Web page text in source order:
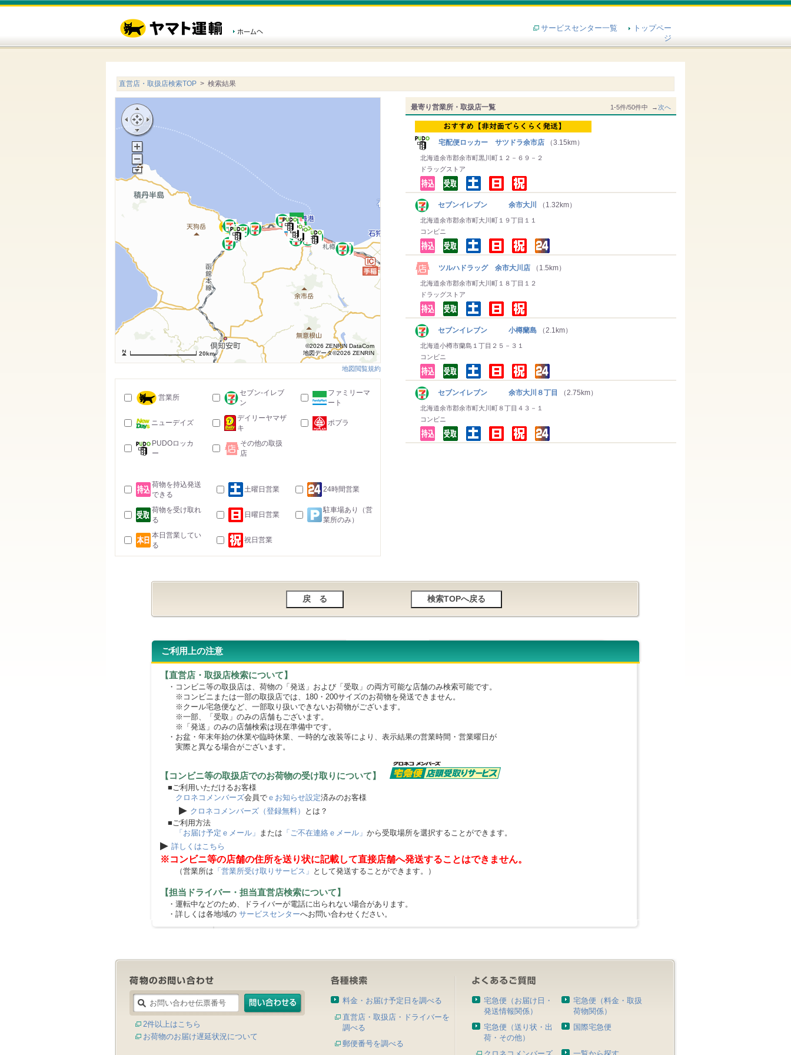
サービスセンター一覧
トップペー
ジ
直営店・取扱店検索TOP > 検索結果
最寄り営業所・取扱店一覧 1-5件/50件中 →次へ
宅配便ロッカー サツドラ余市店 （3.15km）
北海道余市郡余市町黒川町１２－６９－２
ドラッグストア
セブンイレブン 余市大川 （1.32km）
北海道余市郡余市町大川町１９丁目１１
コンビニ
ツルハドラッグ 余市大川店 （1.5km）
北海道余市郡余市町大川町１８丁目１２
ドラッグストア
セブンイレブン 小樽蘭島 （2.1km）
北海道小樽市蘭島１丁目２５－３１
コンビニ
セブンイレブン 余市大川８丁目 （2.75km）
北海道余市郡余市町大川町８丁目４３－１
コンビニ
20km
©2026 ZENRIN DataCom
地図データ©2026 ZENRIN
地図閲覧規約
営業所
セブン-イレブ
ン
ファミリーマ
ート
ニューデイズ
デイリーヤマザ
キ
ポプラ
PUDOロッカ
ー
その他の取扱
店
荷物を持込発送
できる
土曜日営業 24時間営業
荷物を受け取れ
る
日曜日営業
駐車場あり（営
業所のみ）
本日営業してい
る
祝日営業
ご利用上の注意
【直営店・取扱店検索について】
・コンビニ等の取扱店は、荷物の「発送」および「受取」の両方可能な店舗のみ検索可能です。
※コンビニまたは一部の取扱店では、180・200サイズのお荷物を発送できません。
※クール宅急便など、一部取り扱いできないお荷物がございます。
※一部、「受取」のみの店舗もございます。
※「発送」のみの店舗検索は現在準備中です。
・お盆・年末年始の休業や臨時休業、一時的な改装等により、表示結果の営業時間・営業曜日が
実際と異なる場合がございます。
【コンビニ等の取扱店でのお荷物の受け取りについて】
■ご利用いただけるお客様
クロネコメンバーズ会員で ｅお知らせ設定済みのお客様
▶ クロネコメンバーズ（登録無料）
とは？
■ご利用方法
「お届け予定ｅメール」 または 「ご不在連絡ｅメール」 から受取場所を選択することができます。
▶ 詳しくはこちら
※コンビニ等の店舗の住所を送り状に記載して直接店舗へ発送することはできません。
（営業所は 「営業所受け取りサービス」 として発送することができます。）
【担当ドライバー・担当直営店検索について】
・運転中などのため、ドライバーが電話に出られない場合があります。
・詳しくは各地域の サービスセンターへお問い合わせください。
2件以上はこちら
お荷物のお届け遅延状況について
料金・お届け予定日を調べる
直営店・取扱店・ドライバーを
調べる
郵便番号を調べる
宅急便（お届け日・
発送情報関係）
宅急便（料金・取扱
荷物関係）
宅急便（送り状・出
荷・その他）
国際宅急便